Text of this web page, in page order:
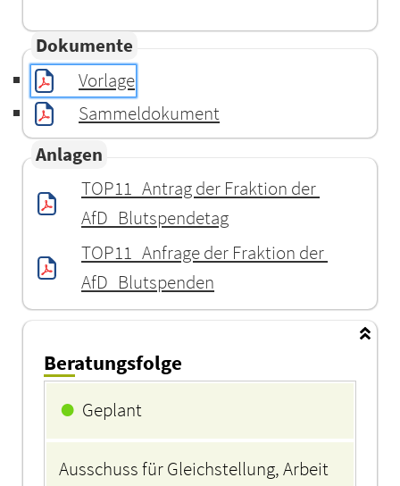
Dokumente
Vorlage
Sammeldokument
Anlagen
TOP11_Antrag der Fraktion der
AfD_Blutspendetag
TOP11_Anfrage der Fraktion der
AfD_Blutspenden
Beratungsfolge
● Geplant
Ausschuss für Gleichstellung, Arbeit